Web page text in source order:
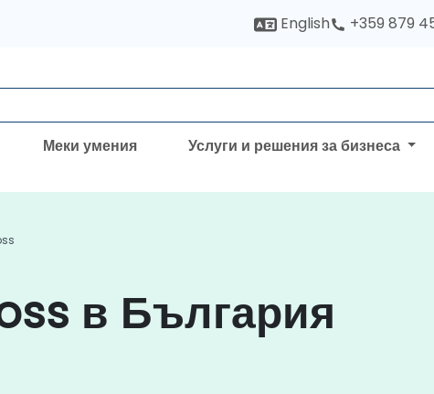
English +359 879
Меки умения Услуги и решения за бизнеса
в България